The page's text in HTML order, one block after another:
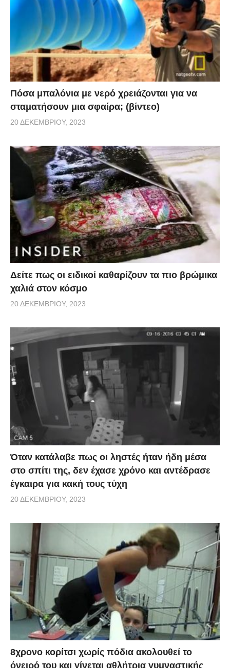
Πόσα μπαλόνια με νερό χρειάζονται για να
σταματήσουν μια σφαίρα; (βίντεο)
20 ΔΕΚΕΜΒΡΊΟΥ, 2023
Δείτε πως οι ειδικοί καθαρίζουν τα πιο βρώμικα
χαλιά στον κόσμο
20 ΔΕΚΕΜΒΡΊΟΥ, 2023
Όταν κατάλαβε πως οι ληστές ήταν ήδη μέσα
στο σπίτι της, δεν έχασε χρόνο και αντέδρασε
έγκαιρα για κακή τους τύχη
20 ΔΕΚΕΜΒΡΊΟΥ, 2023
8χρονο κορίτσι χωρίς πόδια ακολουθεί το
όνειρό του και γίνεται αθλήτρια γυμναστικής